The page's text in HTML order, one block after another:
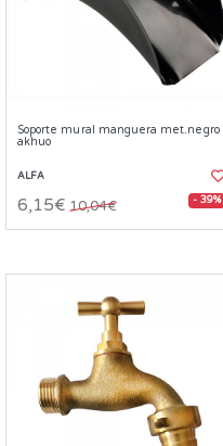
Soporte mural manguera met.negro
akhuo
ALFA
6,15€ 10,04€ - 39%